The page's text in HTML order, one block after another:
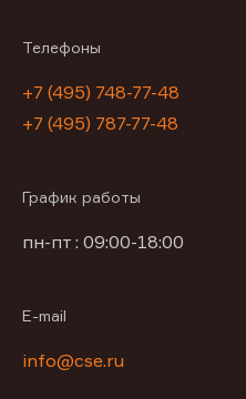
Телефоны
+7 (495) 748-77-48
+7 (495) 787-77-48
График работы
пн-пт : 09:00-18:00
E-mail
info@cse.ru